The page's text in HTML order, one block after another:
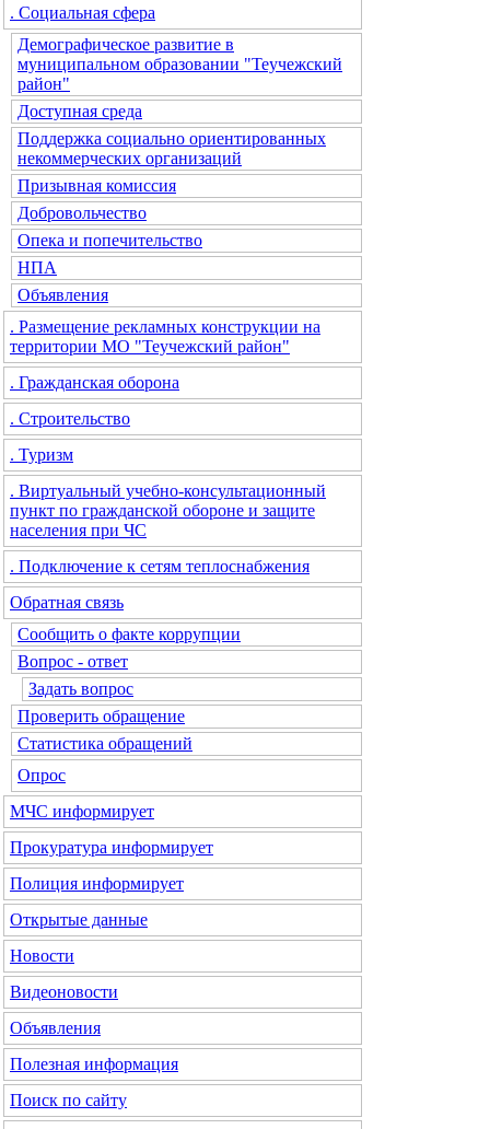
. Социальная сфера
Демографическое развитие в
муниципальном образовании "Теучежский
район"
Доступная среда
Поддержка социально ориентированных
некоммерческих организаций
Призывная комиссия
Добровольчество
Опека и попечительство
НПА
Объявления
. Размещение рекламных конструкции на
территории МО "Теучежский район"
. Гражданская оборона
. Строительство
. Туризм
. Виртуальный учебно-консультационный
пункт по гражданской обороне и защите
населения при ЧС
. Подключение к сетям теплоснабжения
Обратная связь
Сообщить о факте коррупции
Вопрос - ответ
Задать вопрос
Проверить обращение
Статистика обращений
Опрос
МЧС информирует
Прокуратура информирует
Полиция информирует
Открытые данные
Новости
Видеоновости
Объявления
Полезная информация
Поиск по сайту